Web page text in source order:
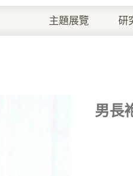
主題展覽 研
男長